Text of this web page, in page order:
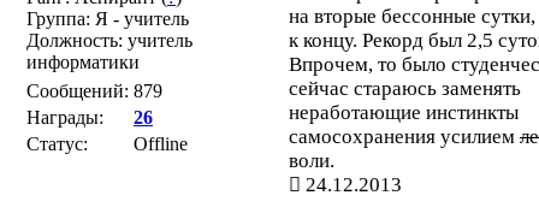
Группа: Я - учитель
Должность: учитель
информатики
Сообщений: 879
Награды:
26
Статус:
Offline
на вторые бессонные
к концу. Рекорд был 2,5
Впрочем, то было
сейчас стараюсь заменять
неработающие инстинкты
самосохранения усилием
воли.
24.12.2013